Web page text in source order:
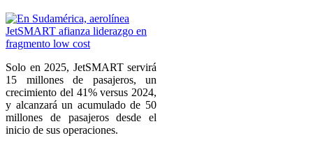
Solo en 2025, JetSMART servirá
15 millones de pasajeros, un
crecimiento del 41% versus 2024,
y alcanzará un acumulado de 50
millones de pasajeros desde el
inicio de sus operaciones.